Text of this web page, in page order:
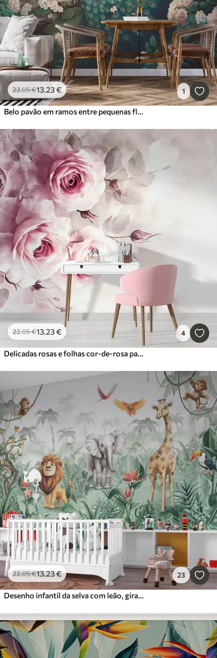
22.05€13.23€ 1
Belo pavão em ramos entre pequenas flores
22.05€13.23€ 4
Delicadas rosas e folhas cor-de-rosa pastel com fundo suave e desfocado a imitar aguarela
22.05€13.23€ 23
Desenho infantil da selva com leão, girafa, elefante e papagaios